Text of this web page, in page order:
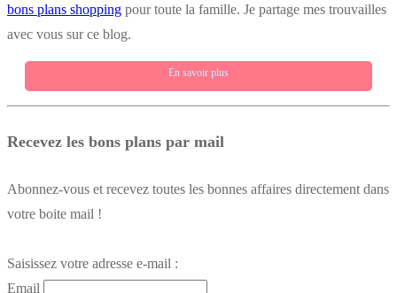
bons plans shopping pour toute la famille. Je partage mes trouvailles
avec vous sur ce blog.
En savoir plus
Recevez les bons plans par mail
Abonnez-vous et recevez toutes les bonnes affaires directement dans
votre boite mail !
Saisissez votre adresse e-mail :
Email